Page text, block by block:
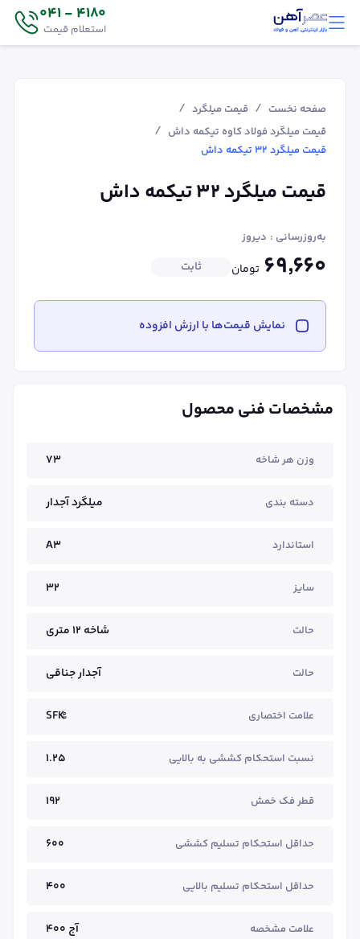
4180 - 041
استعلام قیمت
صفحه نخست / قیمت میلگرد /
قیمت میلگرد فولاد کاوه تیکمه داش /
قیمت میلگرد ۳۲ تیکمه داش
قیمت میلگرد ۳۲ تیکمه داش
به‌روزرسانی : دیروز
۶۹٬۶۶۰ تومان ثابت
نمایش قیمت‌ها با ارزش افزوده
مشخصات فنی محصول
وزن هر شاخه 73
دسته بندی میلگرد آجدار
استاندارد A3
سایز 32
حالت شاخه ۱۲ متری
حالت آجدار جناقی
علامت اختصاری
نسبت استحکام کششی به بالایی 1.25
قطر فک خمش 192
حداقل استحکام تسلیم کششی 600
حداقل استحکام تسلیم بالایی 400
علامت مشخصه آج ۴۰۰